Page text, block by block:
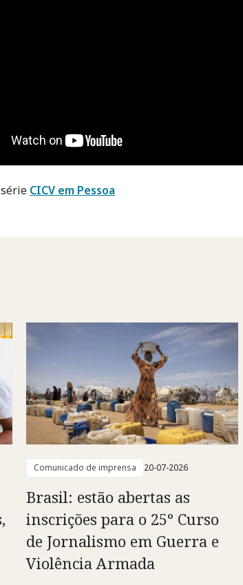
CICV em Pessoa
Comunicado de imprensa 20-07-2026
Brasil: estão abertas as
inscrições para o 25º Curso
de Jornalismo em Guerra e
Violência Armada